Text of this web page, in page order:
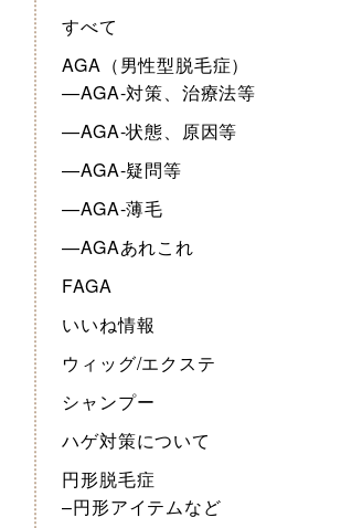
すべて
AGA（男性型脱毛症）
—AGA-対策、治療法等
—AGA-状態、原因等
—AGA-疑問等
—AGA-薄毛
—AGAあれこれ
FAGA
いいね情報
ウィッグ/エクステ
シャンプー
ハゲ対策について
円形脱毛症
–円形アイテムなど